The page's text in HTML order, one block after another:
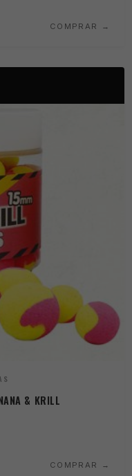
COMPRAR
& KRILL
COMPRAR